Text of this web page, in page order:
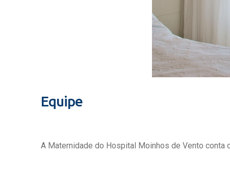
Equipe
A Maternidade do Hospital Moinhos de Vento conta